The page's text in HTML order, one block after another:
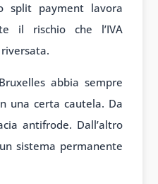
split payment lavora
il rischio che l’IVA
abbia sempre
una certa cautela. Da
antifrode. Dall’altro
sistema permanente